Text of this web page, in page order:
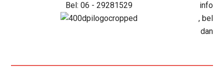
Bel: 06 - 29281529